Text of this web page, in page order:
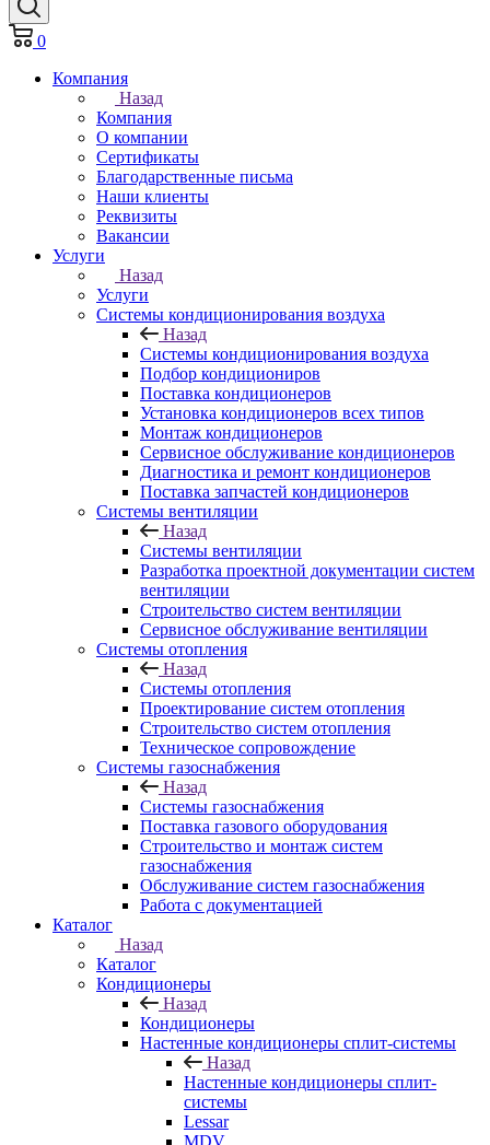
0
Компания
Назад
Компания
О компании
Сертификаты
Благодарственные письма
Наши клиенты
Реквизиты
Вакансии
Услуги
Назад
Услуги
Системы кондиционирования воздуха
Назад
Системы кондиционирования воздуха
Подбор кондициониров
Поставка кондиционеров
Установка кондиционеров всех типов
Монтаж кондиционеров
Сервисное обслуживание кондиционеров
Диагностика и ремонт кондиционеров
Поставка запчастей кондиционеров
Системы вентиляции
Назад
Системы вентиляции
Разработка проектной документации систем
вентиляции
Строительство систем вентиляции
Сервисное обслуживание вентиляции
Системы отопления
Назад
Системы отопления
Проектирование систем отопления
Строительство систем отопления
Техническое сопровождение
Системы газоснабжения
Назад
Системы газоснабжения
Поставка газового оборудования
Строительство и монтаж систем
газоснабжения
Обслуживание систем газоснабжения
Работа с документацией
Каталог
Назад
Каталог
Кондиционеры
Назад
Кондиционеры
Настенные кондиционеры сплит-системы
Назад
Настенные кондиционеры сплит-
системы
Lessar
MDV